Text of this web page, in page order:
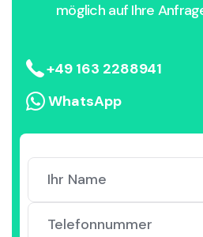
möglich auf Ihre
+49 163 2288941
WhatsApp